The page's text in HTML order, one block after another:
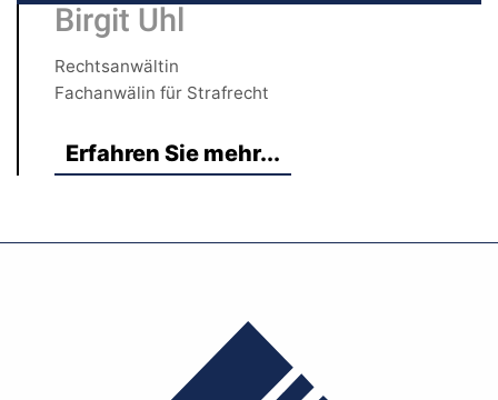
Birgit Uhl
Rechtsanwältin
Fachanwälin für Strafrecht
Erfahren Sie mehr...